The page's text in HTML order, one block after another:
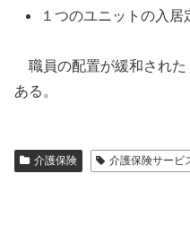
１つのユニットの入居
職員の配置が緩和された
ある。
介護保険 介護保険サービ